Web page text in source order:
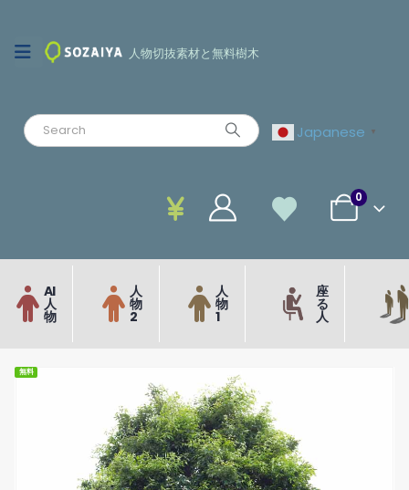
人物切抜素材と無料樹木
Japanese ▼
0
AI
人
物
人
物
2
人
物
1
座
る
人
無料